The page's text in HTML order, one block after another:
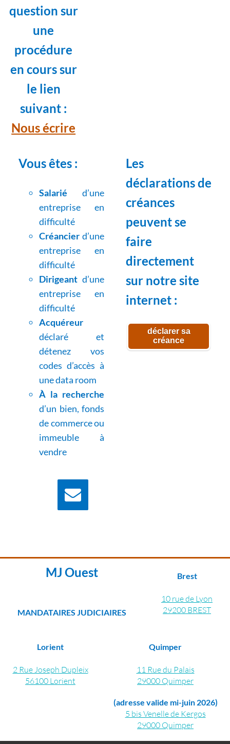
question sur
une
procédure
en cours sur
le lien
suivant :
Nous écrire
Les
déclarations de
créances
peuvent se
faire
directement
sur notre site
internet :
déclarer sa
créance
Vous êtes :
Salarié d’une
entreprise en
difficulté
Créancierd’une
entreprise en
difficulté
Dirigeantd’une
entreprise en
difficulté
Acquéreur
déclaré et
détenez vos
codes d’accès à
une data room
À la recherche
d’un bien, fonds
de commerce ou
immeuble à
vendre
MJ Ouest
MANDATAIRES JUDICIAIRES
Brest
10 rue de Lyon
29200 BREST
Lorient
2 Rue Joseph Dupleix
56100 Lorient
Quimper
11 Rue du Palais
29000 Quimper
(adresse valide mi-juin 2026)
5 bis Venelle de Kergos
29000 Quimper